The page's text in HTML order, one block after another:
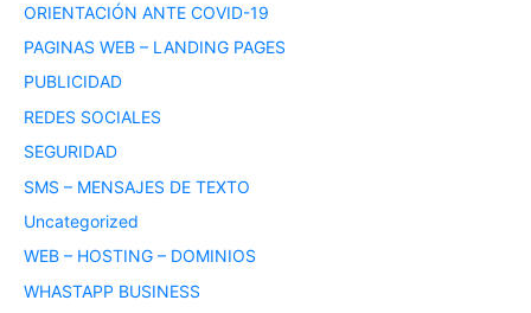
ORIENTACIÓN ANTE COVID-19
PAGINAS WEB – LANDING PAGES
PUBLICIDAD
REDES SOCIALES
SEGURIDAD
SMS – MENSAJES DE TEXTO
Uncategorized
WEB – HOSTING – DOMINIOS
WHASTAPP BUSINESS